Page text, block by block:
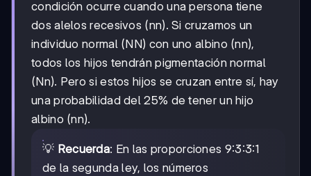
condición ocurre cuando una persona tiene
dos alelos recesivos (nn). Si cruzamos un
individuo normal (NN) con uno albino (nn),
todos los hijos tendrán pigmentación normal
(Nn). Pero si estos hijos se cruzan entre sí, hay
una probabilidad del 25% de tener un hijo
albino (nn).
💡 Recuerda: En las proporciones 9:3:3:1
de la segunda ley, los números